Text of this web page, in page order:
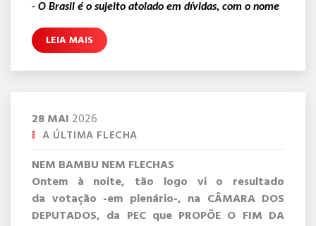
tal?
Mais do que sabido, a MATEMÁTICA é ESSENCIAL
NA EDUCAÇÃO, pois desenvolve o RACIOCÍNIO
LÓGICO, o PENSAMENTO CRÍTICO e a
ordenar argumentos e tomar decisões de forma lógica
e autônoma;
3- CAPACITA o aluno a analisar dados, evitar fraudes
financeiras e a entender o mundo moderno.
- O Brasil é o sujeito atolado em dívidas, com o nome
Armani. Queremos o padrão de vida de Genebra
FANTASIA VERDE-AMARELA
A aprovação da PEC que reduz a jornada e altera
a escala 6x1 é apenas mais um capítulo dessa
fantasia verde-amarela; a de vender atraso
econômico como conquista civilizatória.
O argumento nasce blindado contra a realidade.
LEIA MAIS
28MAI 2026
A ÚLTIMA FLECHA
NEM BAMBU NEM FLECHAS
Ontem à noite, tão logo vi o resultado
da votação -em plenário-, na CÂMARA DOS
DEPUTADOS, da PEC que PROPÕE O FIM DA